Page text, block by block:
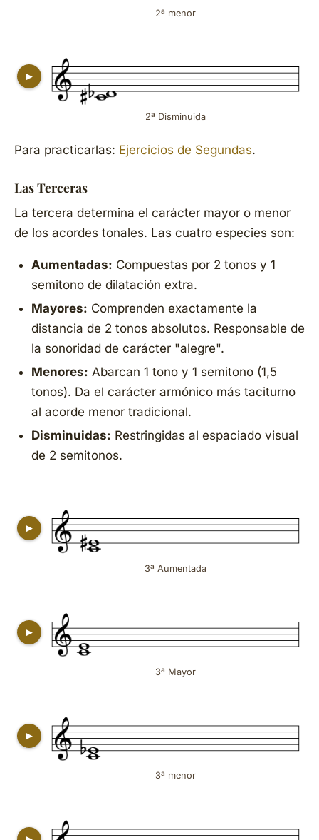
2ª menor
2ª Disminuida
▶
Para practicarlas: Ejercicios de Segundas.
Las Terceras
La tercera determina el carácter mayor o menor
de los acordes tonales. Las cuatro especies son:
Aumentadas: Compuestas por 2 tonos y 1
semitono de dilatación extra.
Mayores: Comprenden exactamente la
distancia de 2 tonos absolutos. Responsable de
la sonoridad de carácter "alegre".
Menores: Abarcan 1 tono y 1 semitono (1,5
tonos). Da el carácter armónico más taciturno
al acorde menor tradicional.
Disminuidas: Restringidas al espaciado visual
de 2 semitonos.
3ª Aumentada
▶
3ª Mayor
▶
3ª menor
▶